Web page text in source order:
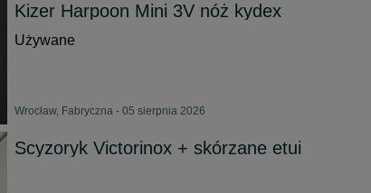
Kizer Harpoon Mini 3V nóż kydex
Używane
Wrocław, Fabryczna - 05 sierpnia 2026
Scyzoryk Victorinox + skórzane etui